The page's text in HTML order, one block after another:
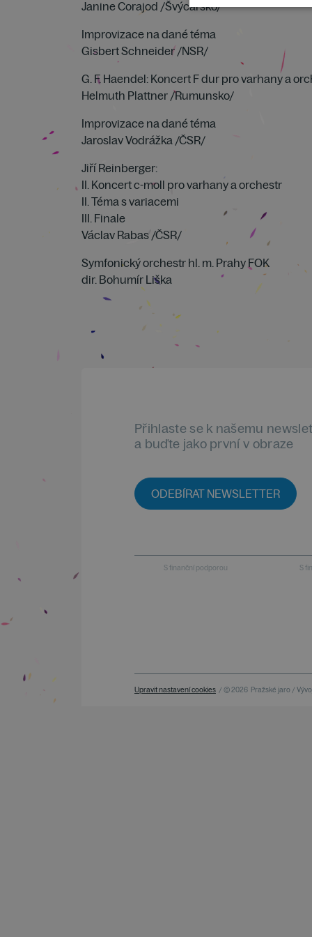
Janine Corajod /Švýcarsko/
Improvizace na dané téma
Gisbert Schneider /NSR/
G. F. Haendel: Koncert F dur pro varhany a
Helmuth Plattner /Rumunsko/
Improvizace na dané téma
Jaroslav Vodrážka /ČSR/
Jiří Reinberger:
II. Koncert c-moll pro varhany a orchestr
II. Téma s variacemi
III. Finale
Václav Rabas /ČSR/
Symfonický orchestr hl. m. Prahy FOK
dir. Bohumír Liška
Přihlaste se k našemu
a buďte jako první v obraze
ODEBÍRAT NEWSLETTER
S finanční podporou S
Upravit nastavení cookies / © 2026 Pražské jaro /